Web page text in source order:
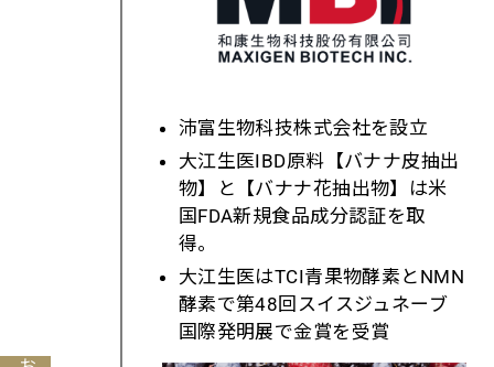
沛富生物科技株式会社を設立
大江生医IBD原料【バナナ皮抽出
物】と【バナナ花抽出物】は米
国FDA新規食品成分認証を取
得。
大江生医はTCI青果物酵素と NMN
酵素で第48回スイスジュネーブ
国際発明展で金賞を受賞